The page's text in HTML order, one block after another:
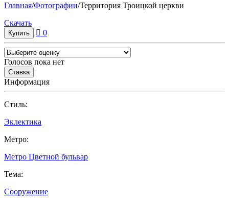
Главная/Фотографии/Территория Троицкой церкви
Cкачать
0
Голосов пока нет
Информация
Cтиль:
Эклектика
Метро:
Метро Цветной бульвар
Тема:
Сооружение